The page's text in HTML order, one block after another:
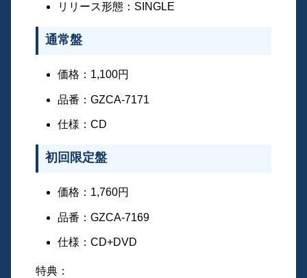
リリース形態：SINGLE
通常盤
価格：1,100円
品番：GZCA-7171
仕様：CD
初回限定盤
価格：1,760円
品番：GZCA-7169
仕様：CD+DVD
特典：